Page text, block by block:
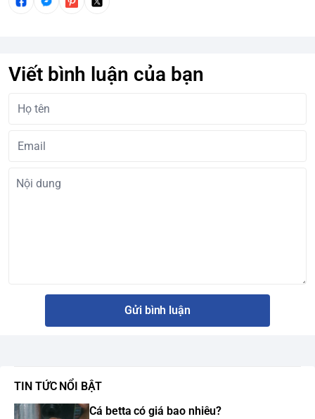
Viết bình luận của bạn
Gửi bình luận
TIN TỨC NỔI BẬT
Cá betta có giá bao nhiêu?